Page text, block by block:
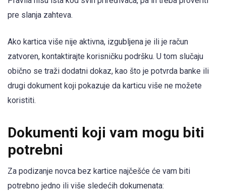
pre slanja zahteva.
Ako kartica više nije aktivna, izgubljena je ili je račun
zatvoren, kontaktirajte korisničku podršku. U tom slučaju
obično se traži dodatni dokaz, kao što je potvrda banke ili
drugi dokument koji pokazuje da karticu više ne možete
koristiti.
Dokumenti koji vam mogu biti
potrebni
Za podizanje novca bez kartice najčešće će vam biti
potrebno jedno ili više sledećih dokumenata: